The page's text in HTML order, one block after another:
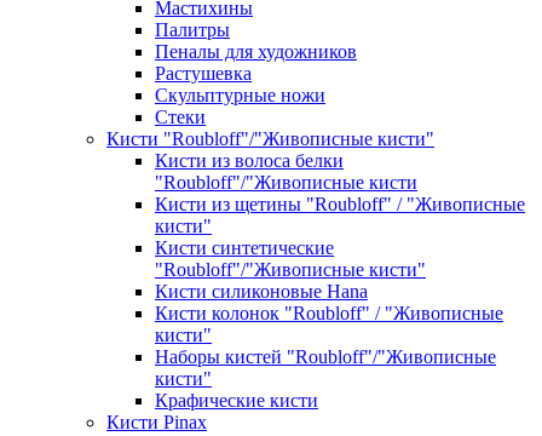
Мастихины
Палитры
Пеналы для художников
Растушевка
Скульптурные ножи
Стеки
Кисти "Roubloff"/"Живописные кисти"
Кисти из волоса белки
"Roubloff"/"Живописные кисти
Кисти из щетины "Roubloff" / "Живописные
кисти"
Кисти синтетические
"Roubloff"/"Живописные кисти"
Кисти силиконовые Hana
Кисти колонок "Roubloff" / "Живописные
кисти"
Наборы кистей "Roubloff"/"Живописные
кисти"
Крафические кисти
Кисти Pinax